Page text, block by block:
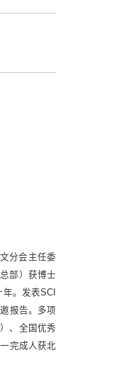
分会主任委
部）获博士
。发表SCI
报告。多项
、全国优秀
完成人获北